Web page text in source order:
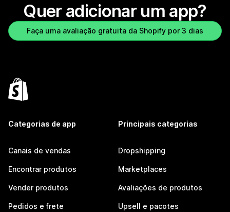
Quer adicionar um app?
Faça uma avaliação gratuita da Shopify por 3 dias
Categorias de app
Canais de vendas
Encontrar produtos
Vender produtos
Pedidos e frete
Principais categorias
Dropshipping
Marketplaces
Avaliações de produtos
Upsell e pacotes